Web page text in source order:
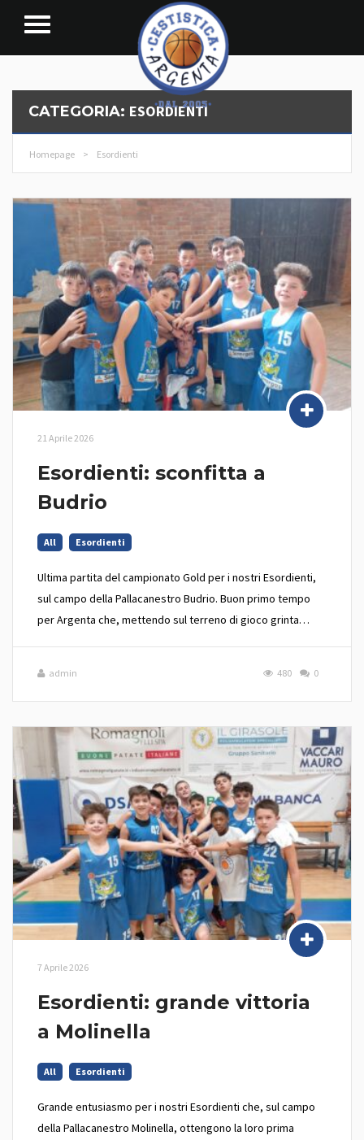
CATEGORIA: ESORDIENTI
Homepage > Esordienti
21 Aprile 2026
Esordienti: sconfitta a
Budrio
All Esordienti
Ultima partita del campionato Gold per i nostri Esordienti,
sul campo della Pallacanestro Budrio. Buon primo tempo
per Argenta che, mettendo sul terreno di gioco grinta…
admin 0
480
7 Aprile 2026
Esordienti: grande vittoria
a Molinella
All Esordienti
Grande entusiasmo per i nostri Esordienti che, sul campo
della Pallacanestro Molinella, ottengono la loro prima